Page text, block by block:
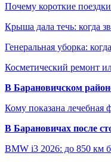
Почему короткие
Крыша дала течь: когда
Генеральная уборка:
Косметический ремонт
В Барановичском
Кому показана лечебная
В Барановичах после
BMW i3 2026: до 850 км